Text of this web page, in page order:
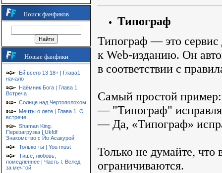
Поиск фанфиков
Новые фанфики
Ей всего 13 18+ | Глава1
начало
Наёмник Бога | Глава 1.
Встреча
Солнце над Чертополохом
Мечты о лете | Глава 1. О
встрече
Shaman King.
Перезагрузка | Ukfdf
Знакомство с Йо Асакурой
Только ты | You must
Тише, любовь,
помедленнее | Часть I. Вслед
за мечтой
Типограф
Типограф — это сервис
к Web-изданию. Он
в соответствии с
Самый простой пример:
— "Типограф"
— Да, «Типограф»
Только не думайте, что
ограничиваются.